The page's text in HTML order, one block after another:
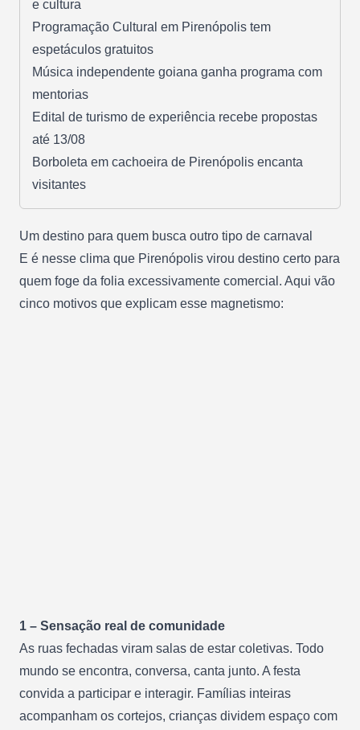
e cultura
Programação Cultural em Pirenópolis tem
espetáculos gratuitos
Música independente goiana ganha programa com
mentorias
Edital de turismo de experiência recebe propostas
até 13/08
Borboleta em cachoeira de Pirenópolis encanta
visitantes
Um destino para quem busca outro tipo de carnaval
E é nesse clima que Pirenópolis virou destino certo para
quem foge da folia excessivamente comercial. Aqui vão
cinco motivos que explicam esse magnetismo:
1 – Sensação real de comunidade
As ruas fechadas viram salas de estar coletivas. Todo
mundo se encontra, conversa, canta junto. A festa
convida a participar e interagir. Famílias inteiras
acompanham os cortejos, crianças dividem espaço com